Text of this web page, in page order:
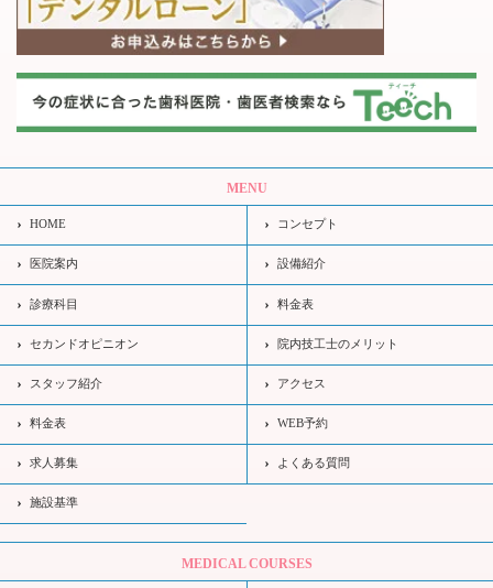
MENU
HOME コンセプト
医院案内 設備紹介
診療科目 料金表
セカンドオピニオン 院内技工士のメリット
スタッフ紹介 アクセス
料金表 WEB予約
求人募集 よくある質問
施設基準
MEDICAL COURSES